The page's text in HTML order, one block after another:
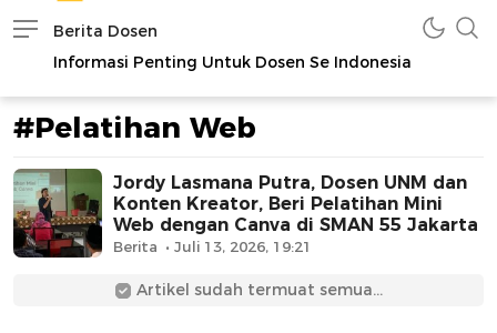
Berita Dosen
Informasi Penting Untuk Dosen Se Indonesia
#Pelatihan Web
Jordy Lasmana Putra, Dosen UNM dan
Konten Kreator, Beri Pelatihan Mini
Web dengan Canva di SMAN 55 Jakarta
Berita Juli 13, 2026, 19:21
Artikel sudah termuat semua...